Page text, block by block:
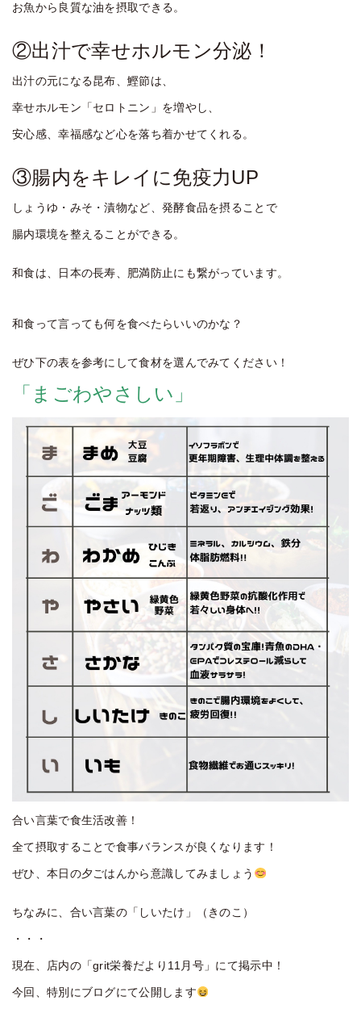
お魚から良質な油を摂取できる。
②出汁で幸せホルモン分泌！
出汁の元になる昆布、鰹節は、
幸せホルモン「セロトニン」を増やし、
安心感、幸福感など心を落ち着かせてくれる。
③腸内をキレイに免疫力UP
しょうゆ・みそ・漬物など、発酵食品を摂ることで
腸内環境を整えることができる。
和食は、日本の長寿、肥満防止にも繋がっています。
和食って言っても何を食べたらいいのかな？
ぜひ下の表を参考にして食材を選んでみてください！
「まごわやさしい」
合い言葉で食生活改善！
全て摂取することで食事バランスが良くなります！
ぜひ、本日の夕ごはんから意識してみましょう
ちなみに、合い言葉の「しいたけ」（きのこ）
・・・
現在、店内の「grit栄養だより11月号」にて掲示中！
今回、特別にブログにて公開します